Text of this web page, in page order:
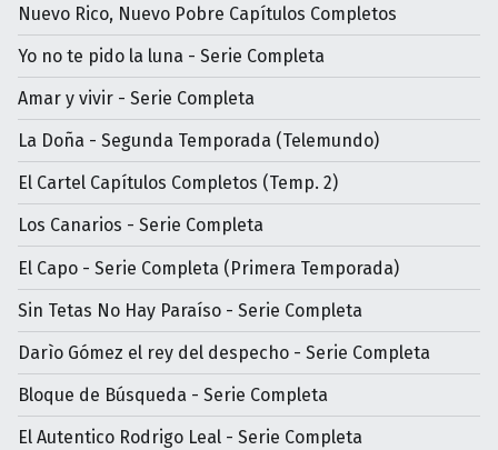
Nuevo Rico, Nuevo Pobre Capítulos Completos
Yo no te pido la luna - Serie Completa
Amar y vivir - Serie Completa
La Doña - Segunda Temporada (Telemundo)
El Cartel Capítulos Completos (Temp. 2)
Los Canarios - Serie Completa
El Capo - Serie Completa (Primera Temporada)
Sin Tetas No Hay Paraíso - Serie Completa
Darìo Gómez el rey del despecho - Serie Completa
Bloque de Búsqueda - Serie Completa
El Autentico Rodrigo Leal - Serie Completa